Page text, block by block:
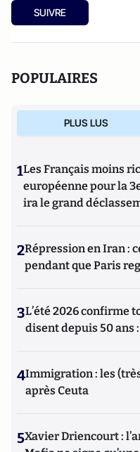
spécialiste de l'utilisation
comprendre le climat de
SUIVRE
POPULAIRES
PLUS LUS
1Les Français moins
européenne pour la
ira le grand
2Répression en Iran :
pendant que Paris
3L’été 2026 confirme
disent depuis 50 ans
4Immigration : les
après Ceuta
5Xavier Driencourt :